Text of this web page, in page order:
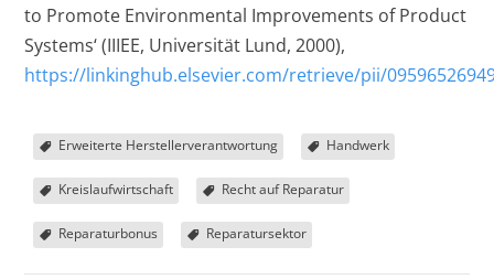
to Promote Environmental Improvements of Product
Systems‘ (IIIEE, Universität Lund, 2000),
https://linkinghub.elsevier.com/retrieve/pii/
Erweiterte Herstellerverantwortung Handwerk
Kreislaufwirtschaft Recht auf Reparatur
Reparaturbonus Reparatursektor